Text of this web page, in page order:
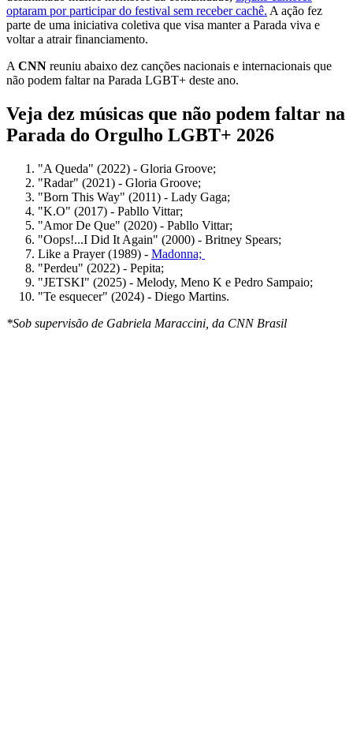
optaram por participar do festival sem receber cachê. A ação fez
parte de uma iniciativa coletiva que visa manter a Parada viva e
voltar a atrair financiamento.
A CNN reuniu abaixo dez canções nacionais e internacionais que
não podem faltar na Parada LGBT+ deste ano.
Veja dez músicas que não podem faltar na
Parada do Orgulho LGBT+ 2026
"A Queda" (2022) - Gloria Groove;
"Radar" (2021) - Gloria Groove;
"Born This Way" (2011) - Lady Gaga;
"K.O" (2017) - Pabllo Vittar;
"Amor De Que" (2020) - Pabllo Vittar;
"Oops!...I Did It Again" (2000) - Britney Spears;
Like a Prayer (1989) - Madonna;
"Perdeu" (2022) - Pepita;
"JETSKI" (2025) - Melody, Meno K e Pedro Sampaio;
"Te esquecer" (2024) - Diego Martins.
*Sob supervisão de Gabriela Maraccini, da CNN Brasil